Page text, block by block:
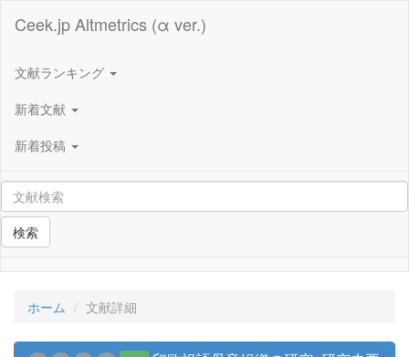
Ceek.jp Altmetrics (α ver.)
文献ランキング
新着文献
新着投稿
検索
ホーム 文献詳細